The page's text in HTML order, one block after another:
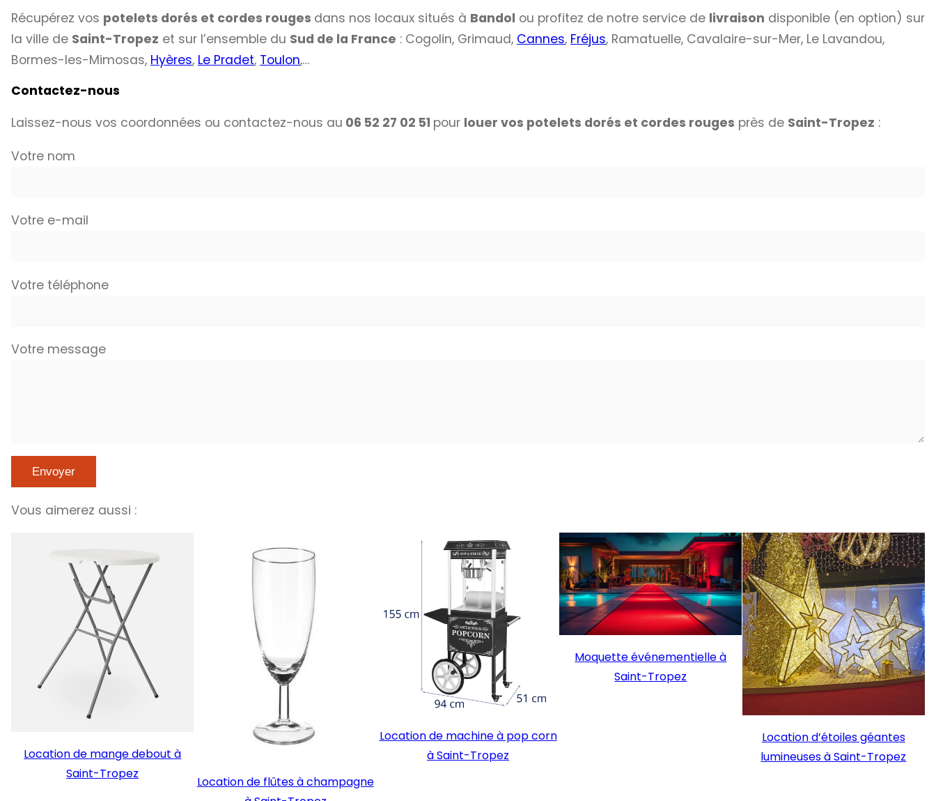
Récupérez vos potelets dorés et cordes rouges dans nos locaux situés à Bandol ou profitez de notre service de livraison disponible (en option) sur
la ville de Saint-Tropez et sur l’ensemble du Sud de la France : Cogolin, Grimaud, Cannes, Fréjus, Ramatuelle, Cavalaire-sur-Mer, Le Lavandou,
Bormes-les-Mimosas, Hyères, Le Pradet, Toulon,…
Contactez-nous
Laissez-nous vos coordonnées ou contactez-nous au 06 52 27 02 51 pour louer vos potelets dorés et cordes rouges près de Saint-Tropez :
Votre nom
Votre e-mail
Votre téléphone
Votre message
Vous aimerez aussi :
Location de mange debout à
Saint-Tropez
Location de flûtes à champagne
Location de machine à pop corn
à Saint-Tropez
Moquette événementielle à
Saint-Tropez
Location d’étoiles géantes
lumineuses à Saint-Tropez